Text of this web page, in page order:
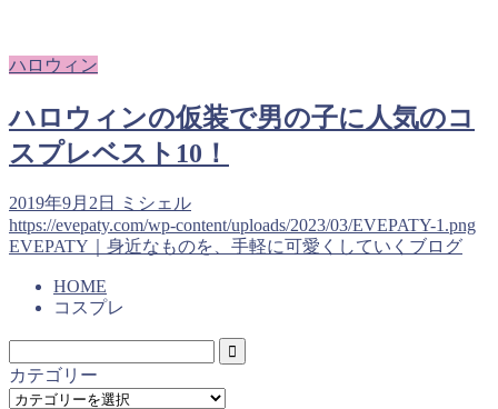
ハロウィン
ハロウィンの仮装で男の子に人気のコ
スプレベスト10！
2019年9月2日
ミシェル
https://evepaty.com/wp-content/uploads/2023/03/EVEPATY-1.png
EVEPATY｜身近なものを、手軽に可愛くしていくブログ
HOME
コスプレ
カテゴリー
カ